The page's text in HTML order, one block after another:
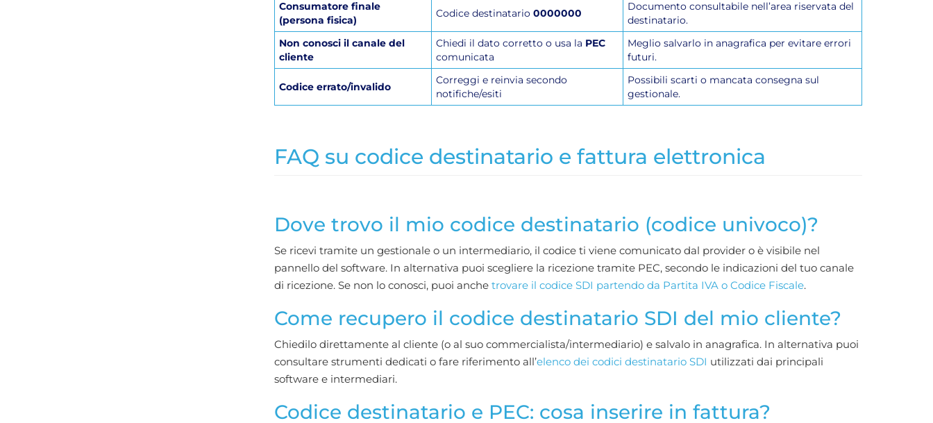
Consumatore finale
(persona fisica)
Codice destinatario 0000000
Documento consultabile nell’area riservata del
destinatario.
Non conosci il canale del
cliente
Chiedi il dato corretto o usa la PEC
comunicata
Meglio salvarlo in anagrafica per evitare errori
futuri.
Codice errato/invalido
Correggi e reinvia secondo
notifiche/esiti
Possibili scarti o mancata consegna sul
gestionale.
FAQ su codice destinatario e fattura elettronica
Dove trovo il mio codice destinatario (codice univoco)?
Se ricevi tramite un gestionale o un intermediario, il codice ti viene comunicato dal provider o è visibile nel
pannello del software. In alternativa puoi scegliere la ricezione tramite PEC, secondo le indicazioni del tuo canale
di ricezione. Se non lo conosci, puoi anche trovare il codice SDI partendo da Partita IVA o Codice Fiscale.
Come recupero il codice destinatario SDI del mio cliente?
Chiedilo direttamente al cliente (o al suo commercialista/intermediario) e salvalo in anagrafica. In alternativa puoi
consultare strumenti dedicati o fare riferimento all’elenco dei codici destinatario SDI utilizzati dai principali
software e intermediari.
Codice destinatario e PEC: cosa inserire in fattura?